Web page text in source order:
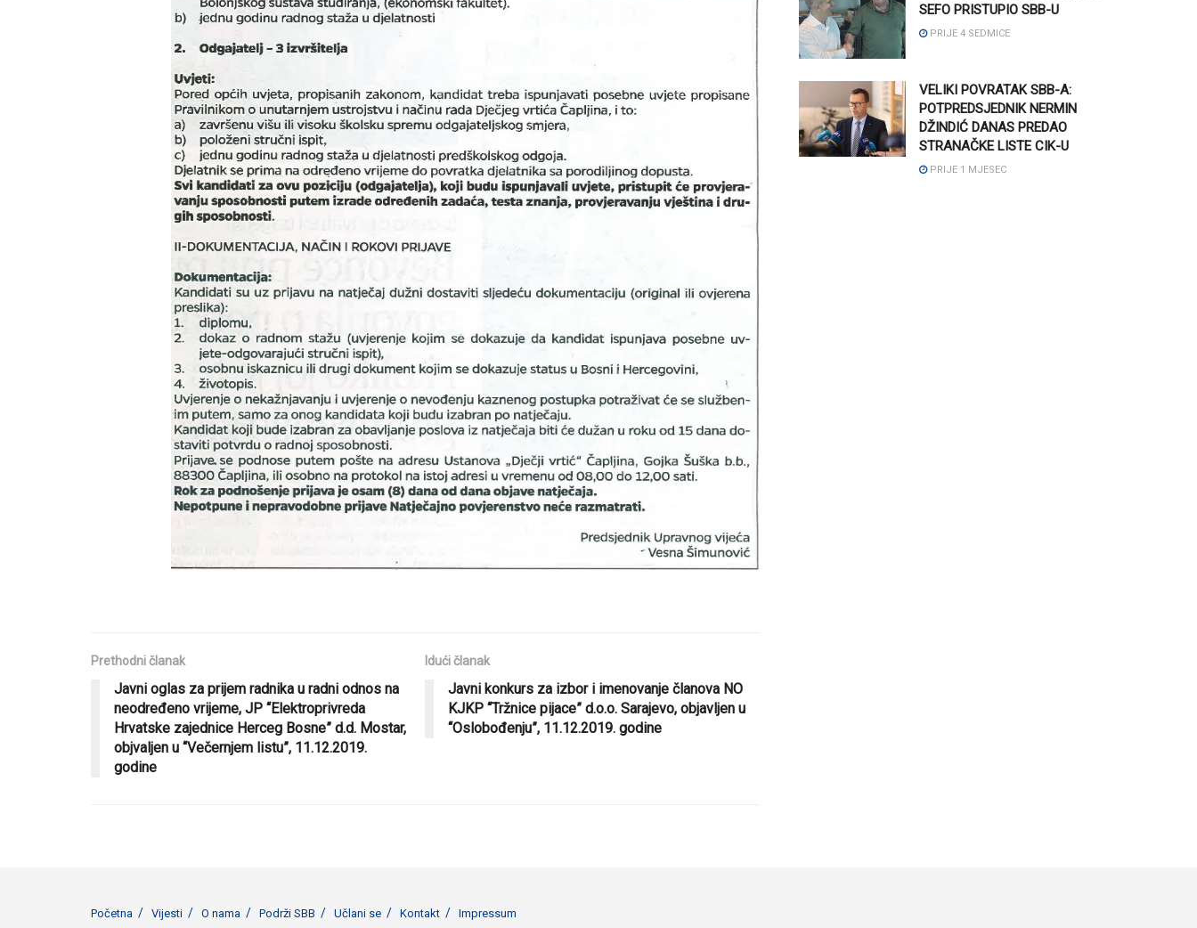
Prethodni članak
Javni oglas za prijem radnika u radni odnos na
neodređeno vrijeme, JP “Elektroprivreda
Hrvatske zajednice Herceg Bosne” d.d. Mostar,
objvaljen u “Večernjem listu”, 11.12.2019.
godine
Idući članak
Javni konkurs za izbor i imenovanje članova NO
KJKP “Tržnice pijace” d.o.o. Sarajevo, objavljen u
“Oslobođenju”, 11.12.2019. godine
SEFO PRISTUPIO SBB-U
PRIJE 4 SEDMICE
VELIKI POVRATAK SBB-A:
POTPREDSJEDNIK NERMIN
DŽINDIĆ DANAS PREDAO
STRANAČKE LISTE CIK-U
PRIJE 1 MJESEC
Početna Vijesti O nama Podrži SBB Učlani se Kontakt Impressum